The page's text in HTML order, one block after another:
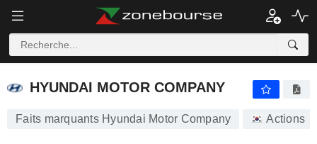
HYUNDAI MOTOR COMPANY
Faits marquants Hyundai Motor Company Actions